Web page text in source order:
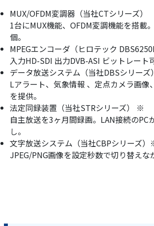
MUX/OFDM変調器（当社CTシリーズ）
1台にMUX機能、OFDM変調機能を搭載
個。
MPEGエンコーダ（ヒロテック
入力HD-SDI 出力DVB-ASI ビットレート
データ放送システム（当社DBSシリー
Lアラート、気象情報 、定点カメラ画像
を提供。
法定同録装置（当社STRシリーズ） ※
自主放送を3ヶ月間録画。LAN接続のPC
し。
文字放送システム（当社CBPシリーズ
JPEG/PNG画像を設定秒数で切り替えな